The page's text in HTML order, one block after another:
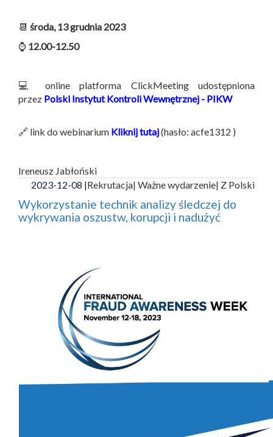
📆 środa, 13 grudnia 2023
⌚ 12.00-12.50
💻 online platforma ClickMeeting udostępniona
przez Polski Instytut Kontroli Wewnętrznej - PIKW
🔗 link do webinarium Kliknij tutaj(hasło: acfe1312 )
Ireneusz Jabłoński
2023-12-08 |Rekrutacja| Ważne wydarzenie| Z Polski
Wykorzystanie technik analizy śledczej do
wykrywania oszustw, korupcji i nadużyć